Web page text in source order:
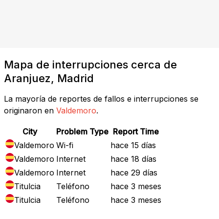
Mapa de interrupciones cerca de
Aranjuez, Madrid
La mayoría de reportes de fallos e interrupciones se
originaron en Valdemoro.
City Problem Type Report Time
Valdemoro Wi-fi
hace 15 días
Valdemoro Internet
hace 18 días
Valdemoro Internet
hace 29 días
Titulcia
Teléfono
hace 3 meses
Titulcia
Teléfono hace 3 meses